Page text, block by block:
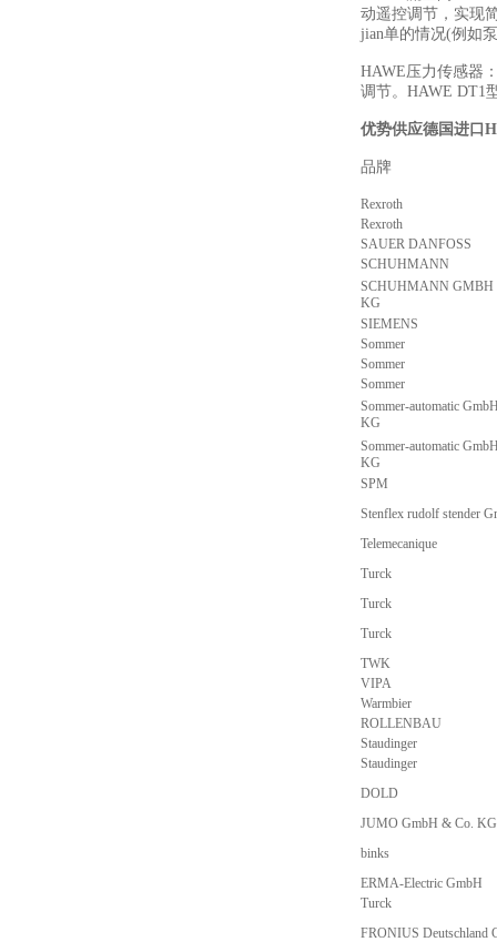
动遥控调节，实现
jian单的情况(例如
HAWE压力传感器
调节。HAWE DT1
优势供应德国进口
品牌
Rexroth
Rexroth
SAUER DANFOSS
SCHUHMANN
SCHUHMANN GMBH
KG
SIEMENS
Sommer
Sommer
Sommer
Sommer-automatic
KG
Sommer-automatic
KG
SPM
Stenflex rudolf stender
Telemecanique
Turck
Turck
Turck
TWK
VIPA
Warmbier
ROLLENBAU
Staudinger
Staudinger
DOLD
JUMO GmbH & Co. KG
binks
ERMA-Electric GmbH
Turck
FRONIUS Deutschland